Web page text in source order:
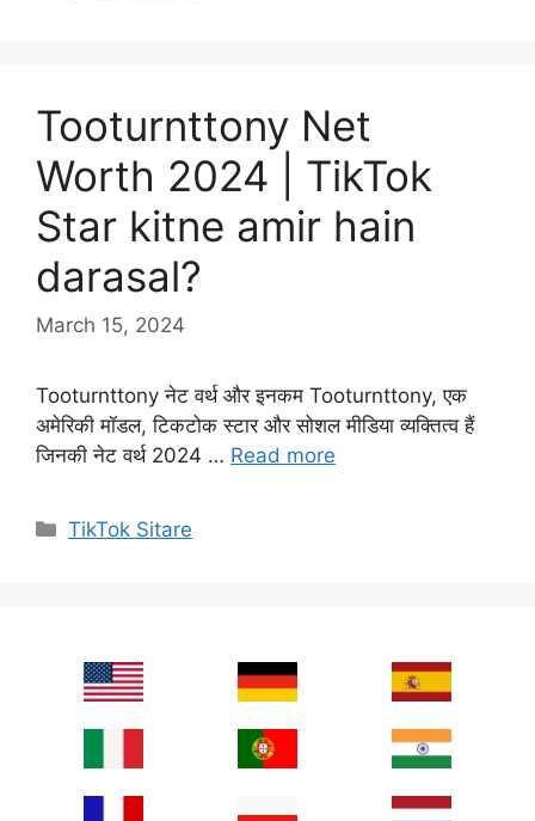
Tooturnttony Net
Worth 2024 | TikTok
Star kitne amir hain
darasal?
March 15, 2024
Tooturnttony नेट वर्थ और इनकम Tooturnttony, एक
अमेरिकी मॉडल, टिकटोक स्टार और सोशल मीडिया व्यक्तित्व हैं
जिनकी नेट वर्थ 2024 … Read more
Categories
TikTok Sitare